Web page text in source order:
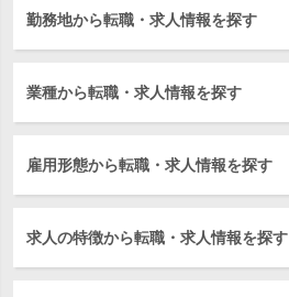
勤務地から転職・求人情報を探す
業種から転職・求人情報を探す
雇用形態から転職・求人情報を探す
求人の特徴から転職・求人情報を探す